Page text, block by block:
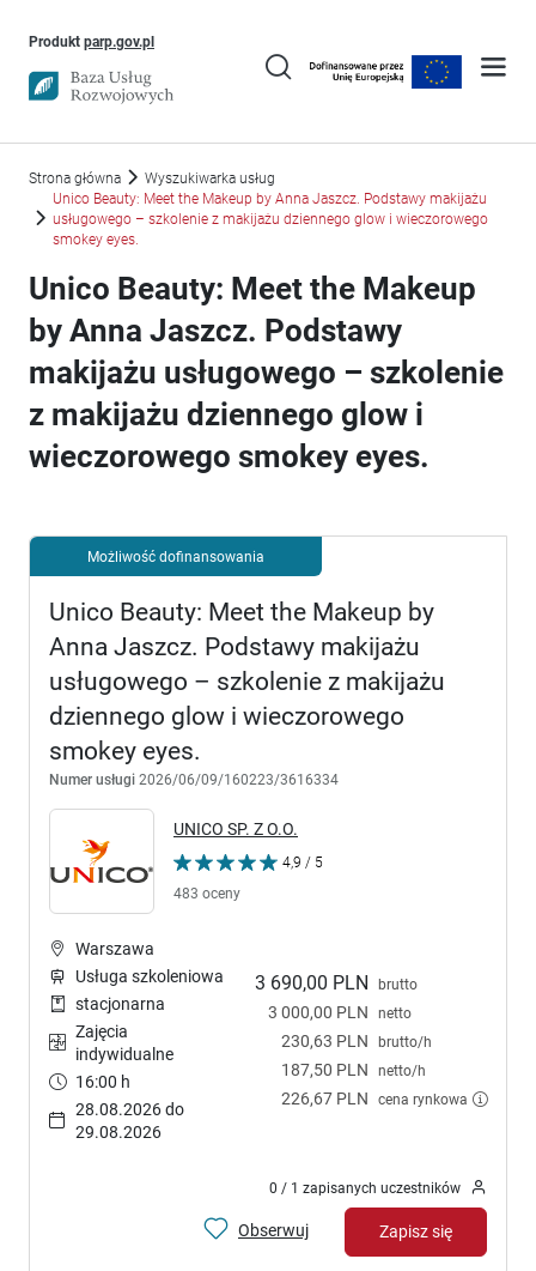
Produkt parp.gov.plUwaga, link otworzy się w nowym oknie
Strona główna
Wyszukiwarka usług
Unico Beauty: Meet the Makeup by Anna Jaszcz. Podstawy makijażu
usługowego – szkolenie z makijażu dziennego glow i wieczorowego
smokey eyes.
Unico Beauty: Meet the Makeup
by Anna Jaszcz. Podstawy
makijażu usługowego – szkolenie
z makijażu dziennego glow i
wieczorowego smokey eyes.
Możliwość dofinansowania
Unico Beauty: Meet the Makeup by
Anna Jaszcz. Podstawy makijażu
usługowego – szkolenie z makijażu
dziennego glow i wieczorowego
smokey eyes.
Numer usługi 2026/06/09/160223/3616334
UNICO SP. Z O.O.
4,9 / 5
483 oceny
3 690,00 PLN brutto
3 000,00 PLN netto
230,63 PLN brutto/h
187,50 PLN netto/h
226,67 PLN cena rynkowa
Warszawa
Usługa szkoleniowa
stacjonarna
Zajęcia
indywidualne
16:00 h
28.08.2026 do
29.08.2026
0 / 1 zapisanych uczestników
Obserwuj Zapisz się